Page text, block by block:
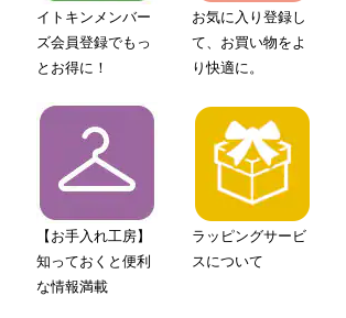
イトキンメンバー
ズ会員登録でもっ
とお得に！
お気に入り登録し
て、お買い物をよ
り快適に。
【お手入れ工房】
知っておくと便利
な情報満載
ラッピングサービ
スについて